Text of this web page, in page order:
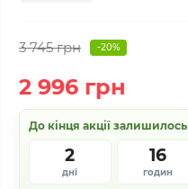
3 745 грн -20%
2 996 грн
До кінця акції залишилось
2
дні
16
годин